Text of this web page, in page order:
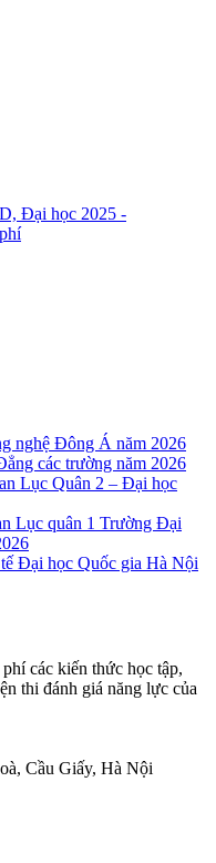
Đại học 2025 -
nghệ Đông Á năm 2026
các trường năm 2026
Lục Quân 2 – Đại học
Lục quân 1 Trường Đại
Đại học Quốc gia Hà Nội
các kiến thức học tập,
thi đánh giá năng lực của
Cầu Giấy, Hà Nội